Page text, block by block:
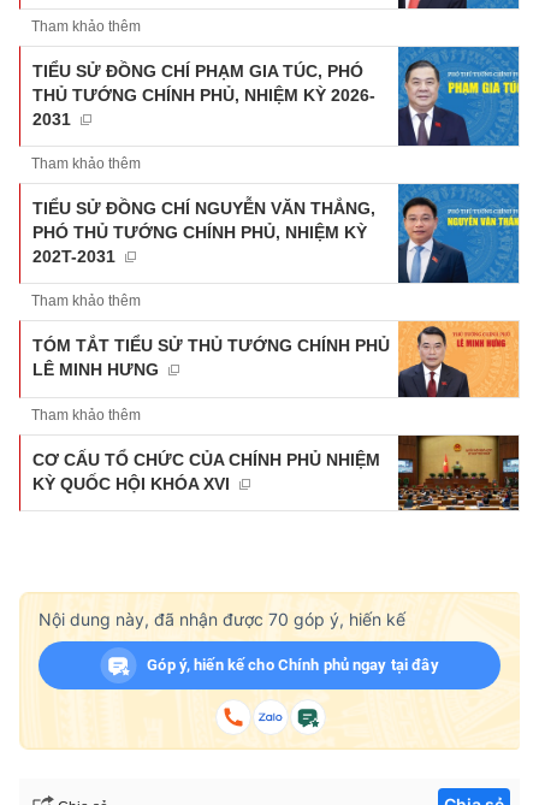
Tham khảo thêm
TIỂU SỬ ĐỒNG CHÍ PHẠM GIA TÚC, PHÓ
THỦ TƯỚNG CHÍNH PHỦ, NHIỆM KỲ 2026-
2031
Tham khảo thêm
TIỂU SỬ ĐỒNG CHÍ NGUYỄN VĂN THẮNG,
PHÓ THỦ TƯỚNG CHÍNH PHỦ, NHIỆM KỲ
202T-2031
Tham khảo thêm
TÓM TẮT TIỂU SỬ THỦ TƯỚNG CHÍNH PHỦ
LÊ MINH HƯNG
Tham khảo thêm
CƠ CẤU TỔ CHỨC CỦA CHÍNH PHỦ NHIỆM
KỲ QUỐC HỘI KHÓA XVI
Nội dung này, đã nhận được 70 góp ý, hiến kế
Góp ý, hiến kế cho Chính phủ ngay tại đây